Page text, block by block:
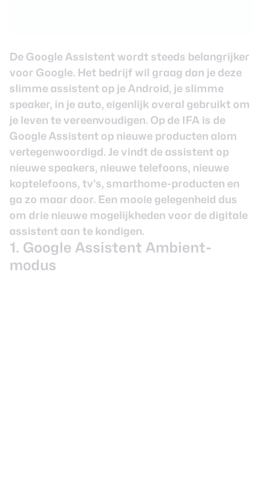
De Google Assistent wordt steeds belangrijker
voor Google. Het bedrijf wil graag dan je deze
slimme assistent op je Android, je slimme
speaker, in je auto, eigenlijk overal gebruikt om
je leven te vereenvoudigen. Op de IFA is de
Google Assistent op nieuwe producten alom
vertegenwoordigd. Je vindt de assistent op
nieuwe speakers, nieuwe telefoons, nieuwe
koptelefoons, tv’s, smarthome-producten en
ga zo maar door. Een mooie gelegenheid dus
om drie nieuwe mogelijkheden voor de digitale
assistent aan te kondigen.
1. Google Assistent Ambient-
modus